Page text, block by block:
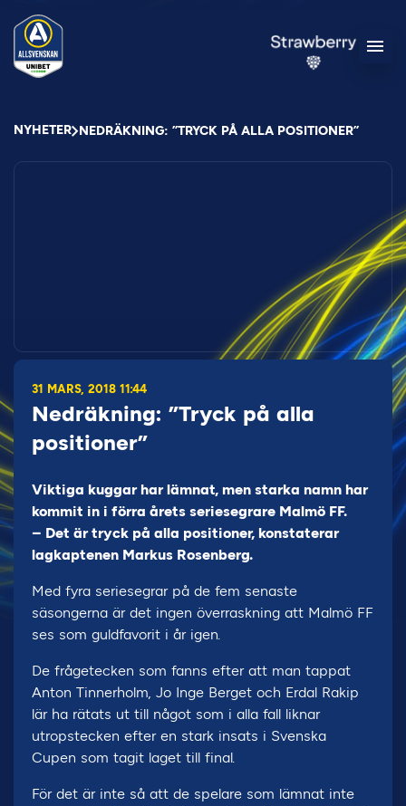
NYHETER NEDRÄKNING: ”TRYCK PÅ ALLA POSITIONER”
31 MARS, 2018 11:44
Nedräkning: ”Tryck på alla
positioner”
Viktiga kuggar har lämnat, men starka namn har
kommit in i förra årets seriesegrare Malmö FF.
– Det är tryck på alla positioner, konstaterar
lagkaptenen Markus Rosenberg.
Med fyra seriesegrar på de fem senaste
säsongerna är det ingen överraskning att Malmö FF
ses som guldfavorit i år igen.
De frågetecken som fanns efter att man tappat
Anton Tinnerholm, Jo Inge Berget och Erdal Rakip
lär ha rätats ut till något som i alla fall liknar
utropstecken efter en stark insats i Svenska
Cupen som tagit laget till final.
För det är inte så att de spelare som lämnat inte